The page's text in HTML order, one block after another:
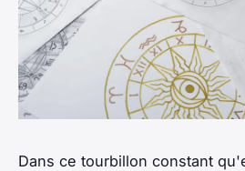
Dans ce tourbillon constant